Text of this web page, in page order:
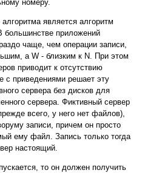
номеру.
является алгоритм
большинстве приложений
чаще, чем операции записи,
а W - близким к N. При этом
приводит к отсутствию
с приведениями решает эту
сервера без дисков для
сервера. Фиктивный сервер
всего, у него нет файлов),
записи, причем он просто
ему файл. Запись только тогда
настоящий.
то он должен получить